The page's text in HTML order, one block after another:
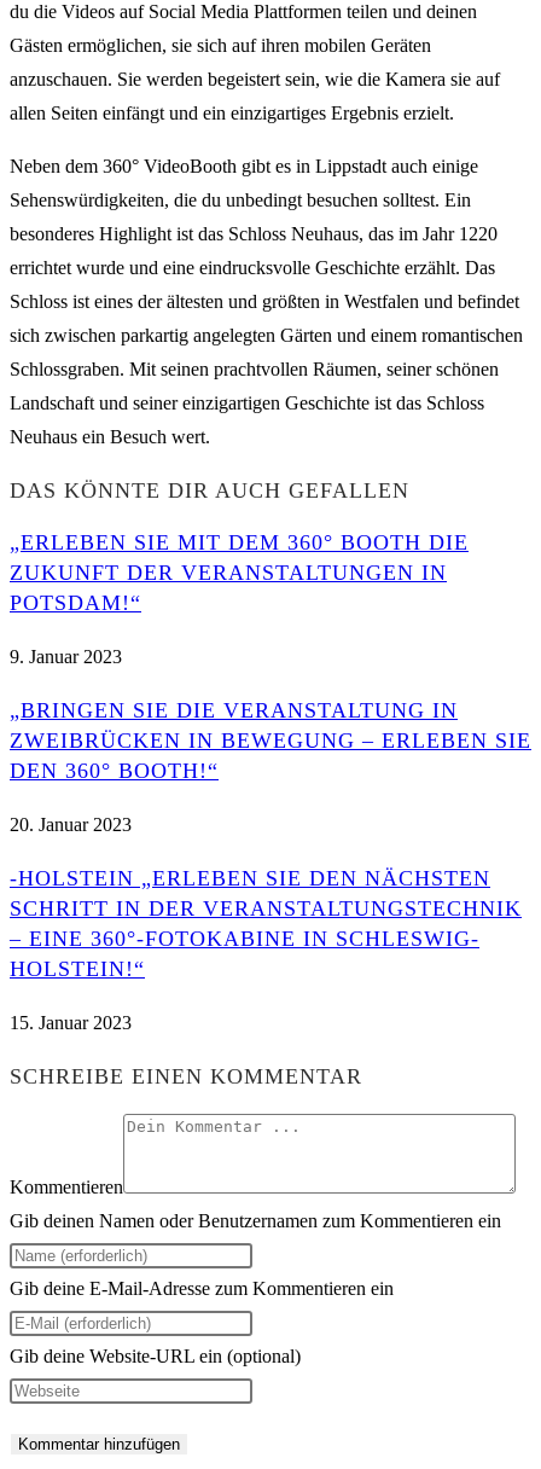
du die Videos auf Social Media Plattformen teilen und deinen
Gästen ermöglichen, sie sich auf ihren mobilen Geräten
anzuschauen. Sie werden begeistert sein, wie die Kamera sie auf
allen Seiten einfängt und ein einzigartiges Ergebnis erzielt.
Neben dem 360° VideoBooth gibt es in Lippstadt auch einige
Sehenswürdigkeiten, die du unbedingt besuchen solltest. Ein
besonderes Highlight ist das Schloss Neuhaus, das im Jahr 1220
errichtet wurde und eine eindrucksvolle Geschichte erzählt. Das
Schloss ist eines der ältesten und größten in Westfalen und befindet
sich zwischen parkartig angelegten Gärten und einem romantischen
Schlossgraben. Mit seinen prachtvollen Räumen, seiner schönen
Landschaft und seiner einzigartigen Geschichte ist das Schloss
Neuhaus ein Besuch wert.
DAS KÖNNTE DIR AUCH GEFALLEN
„ERLEBEN SIE MIT DEM 360° BOOTH DIE
ZUKUNFT DER VERANSTALTUNGEN IN
POTSDAM!“
9. Januar 2023
„BRINGEN SIE DIE VERANSTALTUNG IN
ZWEIBRÜCKEN IN BEWEGUNG – ERLEBEN SIE
DEN 360° BOOTH!“
20. Januar 2023
-HOLSTEIN „ERLEBEN SIE DEN NÄCHSTEN
SCHRITT IN DER VERANSTALTUNGSTECHNIK
– EINE 360°-FOTOKABINE IN SCHLESWIG-
HOLSTEIN!“
15. Januar 2023
SCHREIBE EINEN KOMMENTAR
Kommentieren
Gib deinen Namen oder Benutzernamen zum Kommentieren ein
Gib deine E-Mail-Adresse zum Kommentieren ein
Gib deine Website-URL ein (optional)